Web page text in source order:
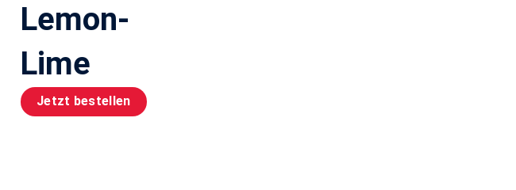
Lemon-
Lime
Jetzt bestellen